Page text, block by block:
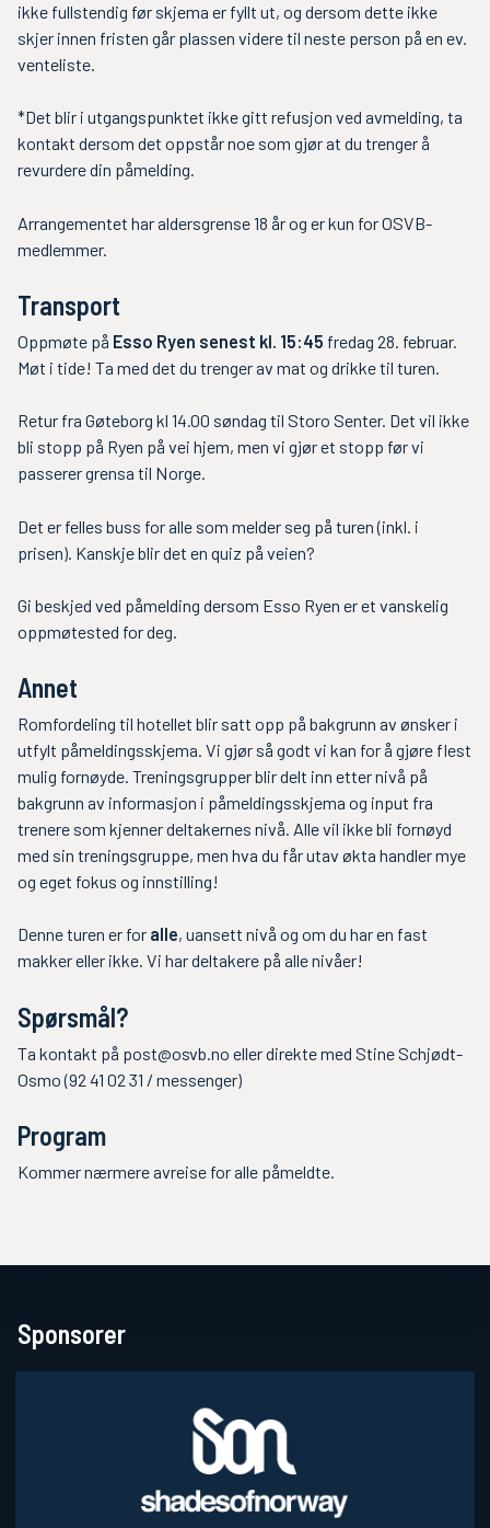
ikke fullstendig før skjema er fyllt ut, og dersom dette ikke
skjer innen fristen går plassen videre til neste person på en ev.
venteliste.
*Det blir i utgangspunktet ikke gitt refusjon ved avmelding, ta
kontakt dersom det oppstår noe som gjør at du trenger å
revurdere din påmelding.
Arrangementet har aldersgrense 18 år og er kun for OSVB-
medlemmer.
Transport
Oppmøte på Esso Ryen senest kl. 15:45 fredag 28. februar.
Møt i tide! Ta med det du trenger av mat og drikke til turen.
Retur fra Gøteborg kl 14.00 søndag til Storo Senter. Det vil ikke
bli stopp på Ryen på vei hjem, men vi gjør et stopp før vi
passerer grensa til Norge.
Det er felles buss for alle som melder seg på turen (inkl. i
prisen). Kanskje blir det en quiz på veien?
Gi beskjed ved påmelding dersom Esso Ryen er et vanskelig
oppmøtested for deg.
Annet
Romfordeling til hotellet blir satt opp på bakgrunn av ønsker i
utfylt påmeldingsskjema. Vi gjør så godt vi kan for å gjøre flest
mulig fornøyde. Treningsgrupper blir delt inn etter nivå på
bakgrunn av informasjon i påmeldingsskjema og input fra
trenere som kjenner deltakernes nivå. Alle vil ikke bli fornøyd
med sin treningsgruppe, men hva du får utav økta handler mye
og eget fokus og innstilling!
Denne turen er for alle, uansett nivå og om du har en fast
makker eller ikke. Vi har deltakere på alle nivåer!
Spørsmål?
Ta kontakt på post@osvb.no eller direkte med Stine Schjødt-
Osmo (92 41 02 31 / messenger)
Program
Kommer nærmere avreise for alle påmeldte.
Sponsorer